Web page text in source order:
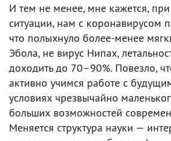
И тем не менее, мне кажется, при
ситуации, нам с коронавирусом
что полыхнуло более-менее
Эбола, не вирус Нипах,
доходить до 70–90%. Повезло,
активно учимся работе с
условиях чрезвычайно
больших возможностей
Меняется структура науки —